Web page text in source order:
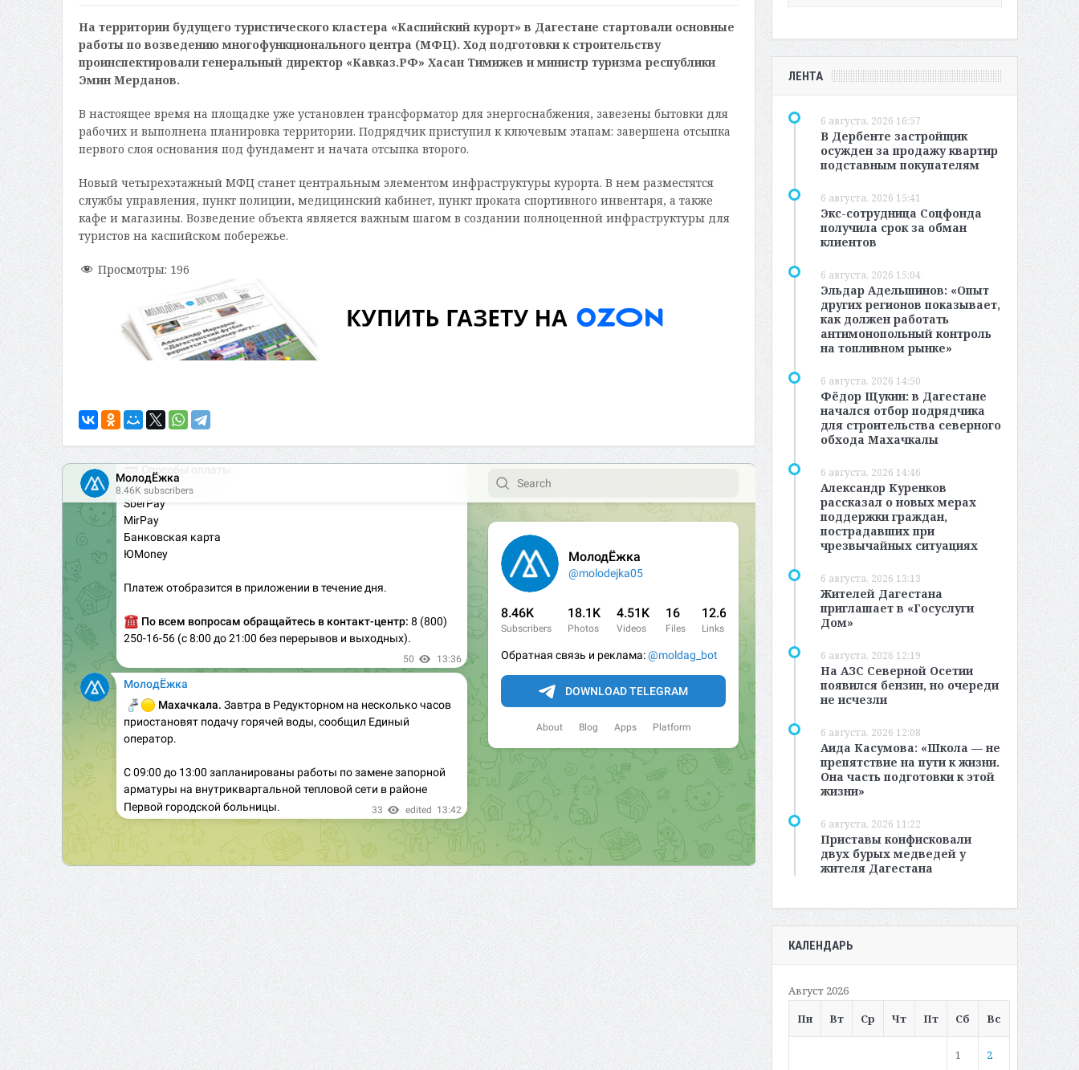
На территории будущего туристического кластера «Каспийский курорт» в Дагестане стартовали основные
работы по возведению многофункционального центра (МФЦ). Ход подготовки к строительству
проинспектировали генеральный директор «Кавказ.РФ» Хасан Тимижев и министр туризма республики
Эмин Мерданов.
В настоящее время на площадке уже установлен трансформатор для энергоснабжения, завезены бытовки для
рабочих и выполнена планировка территории. Подрядчик приступил к ключевым этапам: завершена отсыпка
первого слоя основания под фундамент и начата отсыпка второго.
Новый четырехэтажный МФЦ станет центральным элементом инфраструктуры курорта. В нем разместятся
службы управления, пункт полиции, медицинский кабинет, пункт проката спортивного инвентаря, а также
кафе и магазины. Возведение объекта является важным шагом в создании полноценной инфраструктуры для
туристов на каспийском побережье.
Просмотры: 196
ЛЕНТА
6 августа, 2026 16:57
В Дербенте застройщик
осужден за продажу квартир
подставным покупателям
6 августа, 2026 15:41
Экс-сотрудница Соцфонда
получила срок за обман
клиентов
6 августа, 2026 15:04
Эльдар Адельшинов: «Опыт
других регионов показывает,
как должен работать
антимонопольный контроль
на топливном рынке»
6 августа, 2026 14:50
Фёдор Щукин: в Дагестане
начался отбор подрядчика
для строительства северного
обхода Махачкалы
6 августа, 2026 14:46
Александр Куренков
рассказал о новых мерах
поддержки граждан,
пострадавших при
чрезвычайных ситуациях
6 августа, 2026 13:13
Жителей Дагестана
приглашает в «Госуслуги
Дом»
6 августа, 2026 12:19
На АЗС Северной Осетии
появился бензин, но очереди
не исчезли
6 августа, 2026 12:08
Аида Касумова: «Школа — не
препятствие на пути к жизни.
Она часть подготовки к этой
жизни»
6 августа, 2026 11:22
Приставы конфисковали
двух бурых медведей у
жителя Дагестана
КАЛЕНДАРЬ
Август 2026
Пн
Вт Ср Чт Пт Сб Вс
1 2